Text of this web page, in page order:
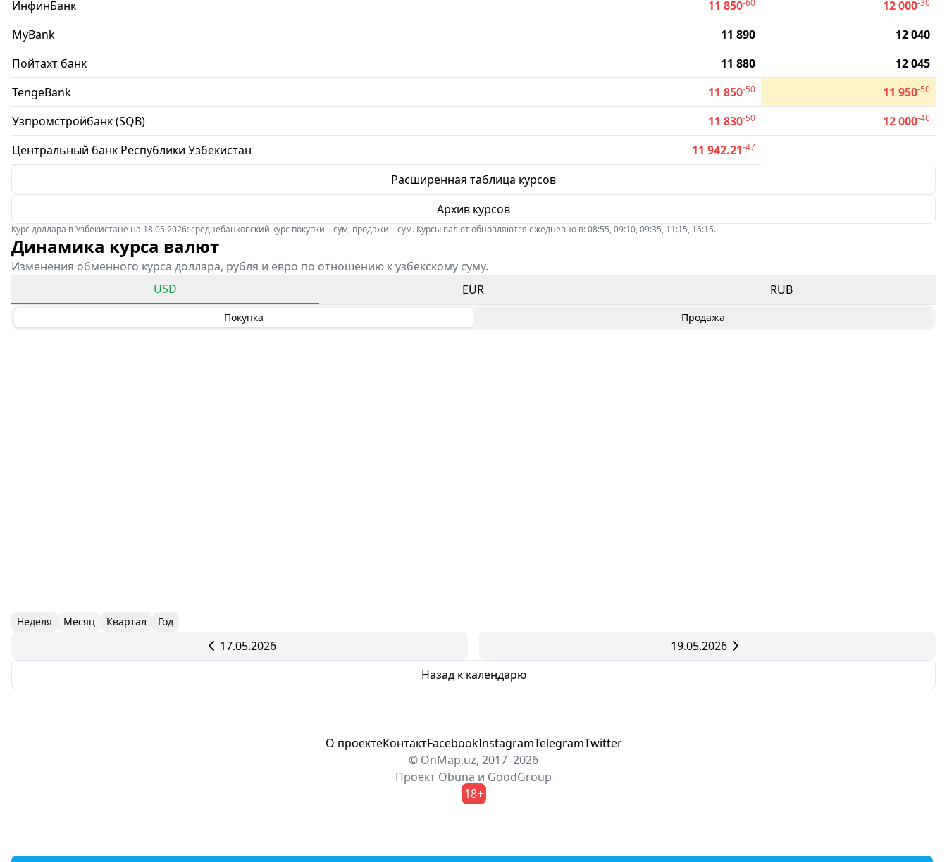
ИнфинБанк 11 850-60 12 000-30
MyBank 11 890
12 040
Пойтахт банк
11 880
12 045
TengeBank
11 850-50 11 950-50
Узпромстройбанк (SQB) 11 830-50 12 000-40
Центральный банк Республики Узбекистан 11 942.21-47
Расширенная таблица курсов
Архив курсов
Курс доллара в Узбекистане на 18.05.2026: среднебанковский курс покупки – сум, продажи – сум. Курсы валют обновляются ежедневно в: 08:55, 09:10, 09:35, 11:15, 15:15.
Динамика курса валют
Изменения обменного курса доллара, рубля и евро по отношению к узбекскому суму.
USD
EUR RUB
Покупка Продажа
Неделя Месяц Квартал Год
17.05.2026
19.05.2026
Назад к календарю
О проектеКонтактFacebookInstagramTelegramTwitter
© OnMap.uz, 2017–2026
Проект Obuna и GoodGroup
18+